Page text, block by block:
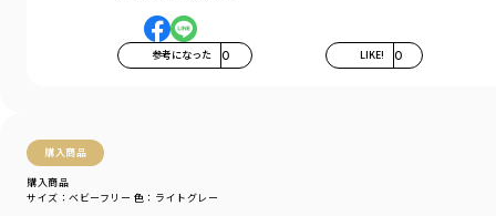
参考になった 0 LIKE! 0
購入商品
購入商品
サイズ：ベビーフリー 色：ライトグレー